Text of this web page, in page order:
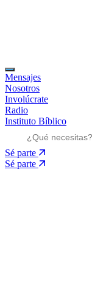
Mensajes
Nosotros
Involúcrate
Radio
Instituto Bíblico
Sé parte
Sé parte